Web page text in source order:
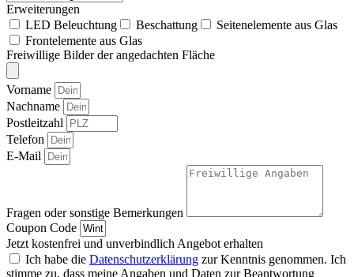
Erweiterungen
LED Beleuchtung
Beschattung
Seitenelemente aus Glas
Frontelemente aus Glas
Freiwillige Bilder der angedachten Fläche
Vorname
Nachname
Postleitzahl
Telefon
E-Mail
Fragen oder sonstige Bemerkungen
Coupon Code
Jetzt kostenfrei und unverbindlich Angebot erhalten
Ich habe die Datenschutzerklärung zur Kenntnis genommen. Ich
stimme zu, dass meine Angaben und Daten zur Beantwortung